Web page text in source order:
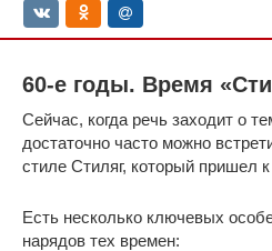
60-е годы. Время
Сейчас, когда речь заходит о
достаточно часто можно
стиле Стиляг, который пришел
Есть несколько ключевых
нарядов тех времен: